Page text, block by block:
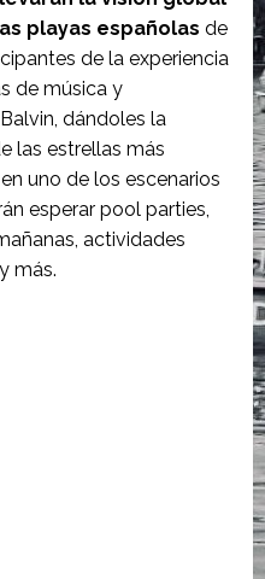
playas españolas de
de la experiencia
de música y
dándoles la
las estrellas más
uno de los escenarios
esperar pool parties,
actividades
más.